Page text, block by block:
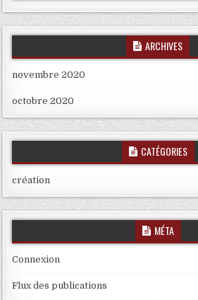
ARCHIVES
novembre 2020
octobre 2020
CATÉGORIES
création
MÉTA
Connexion
Flux des publications